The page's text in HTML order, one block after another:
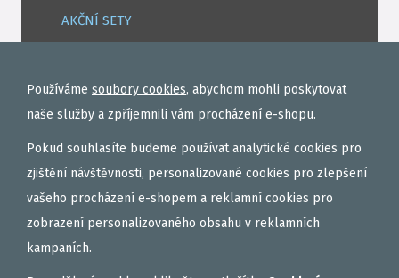
AKČNÍ SETY
EXTRUDY
VNADÍCÍ, KRMÍTKOVÉ SMĚSI
FEEDER / LEHKÁ KAPRAŘINA
PVA PUNČOCHY A SÁČKY
ZÁTĚŽE, KRMÍTKA
OBLEČENÍ
Používáme soubory cookies, abychom mohli poskytovat
naše služby a zpříjemnili vám procházení e-shopu.
Pokud souhlasíte budeme používat analytické cookies pro
zjištění návštěvnosti, personalizované cookies pro zlepšení
vašeho procházení e-shopem a reklamní cookies pro
zobrazení personalizovaného obsahu v reklamních
kampaních.